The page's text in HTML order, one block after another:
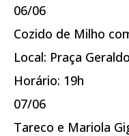
06/06
Cozido de Milho
Local: Praça
Horário: 19h
07/06
Tareco e Mariola